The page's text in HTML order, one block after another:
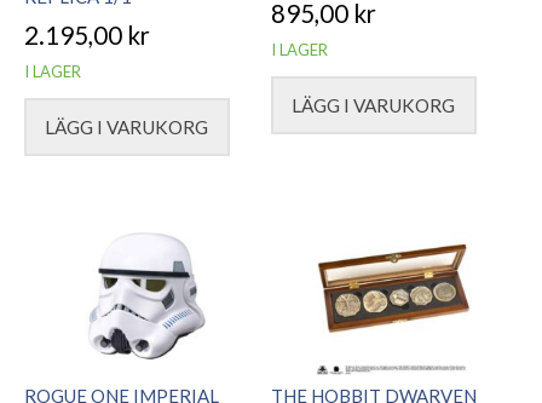
2.195,00 kr
I LAGER
LÄGG I VARUKORG
895,00 kr
I LAGER
LÄGG I VARUKORG
ROGUE ONE IMPERIAL
THE HOBBIT DWARVEN